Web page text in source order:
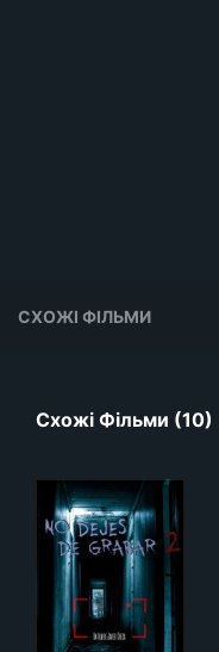
СХОЖІ ФІЛЬМИ
Схожі Фільми (10)